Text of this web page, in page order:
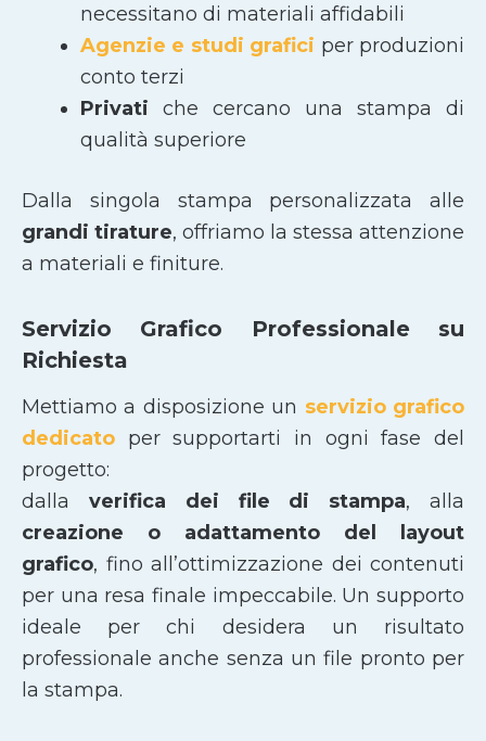
necessitano di materiali affidabili
Agenzie e studi grafici per produzioni
conto terzi
Privati che cercano una stampa di
qualità superiore
Dalla singola stampa personalizzata alle
grandi tirature, offriamo la stessa attenzione
a materiali e finiture.
Servizio Grafico Professionale su
Richiesta
Mettiamo a disposizione un servizio grafico
dedicato per supportarti in ogni fase del
progetto:
dalla verifica dei file di stampa, alla
creazione o adattamento del layout
grafico, fino all’ottimizzazione dei contenuti
per una resa finale impeccabile. Un supporto
ideale per chi desidera un risultato
professionale anche senza un file pronto per
la stampa.